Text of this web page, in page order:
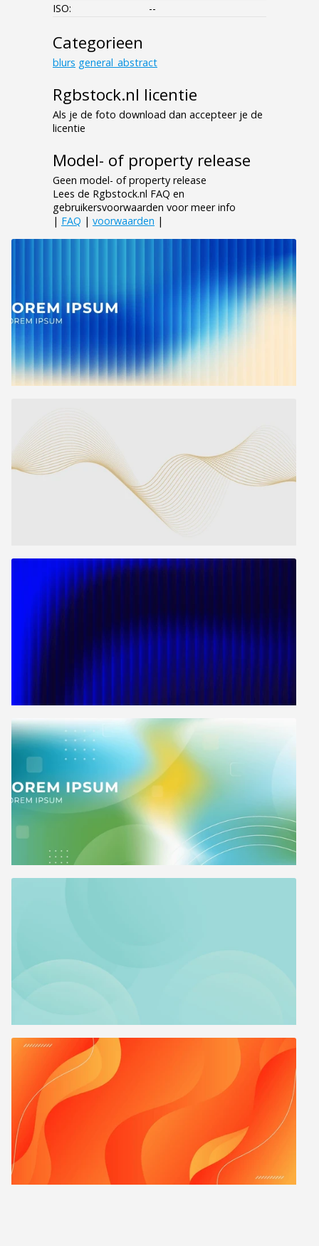
ISO:
--
Categorieen
blurs general_abstract
Rgbstock.nl licentie
Als je de foto download dan accepteer je de
licentie
Model- of property release
Geen model- of property release
Lees de Rgbstock.nl FAQ en
gebruikersvoorwaarden voor meer info
| FAQ | voorwaarden |